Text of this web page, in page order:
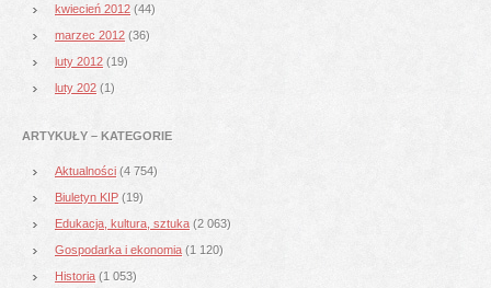
kwiecień 2012 (44)
marzec 2012 (36)
luty 2012 (19)
luty 202 (1)
ARTYKUŁY – KATEGORIE
Aktualności (4 754)
Biuletyn KIP (19)
Edukacja, kultura, sztuka (2 063)
Gospodarka i ekonomia (1 120)
Historia (1 053)